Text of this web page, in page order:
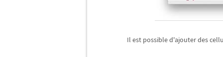
Il est possible d'ajouter des